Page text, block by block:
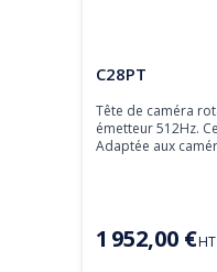
Tête de caméra
C28PT
Tête de caméra
émetteur 512Hz.
Adaptée aux
1 952,00 €HT